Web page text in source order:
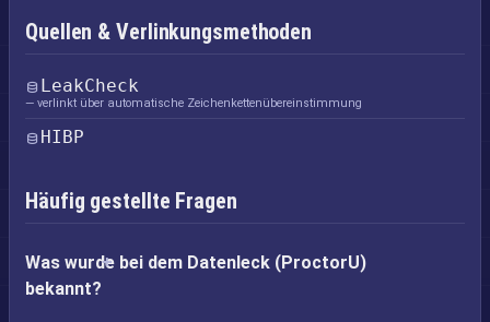
Quellen & Verlinkungsmethoden
LeakCheck
— verlinkt über automatische Zeichenkettenübereinstimmung
HIBP
Häufig gestellte Fragen
Was wurde bei dem Datenleck (ProctorU)
bekannt?